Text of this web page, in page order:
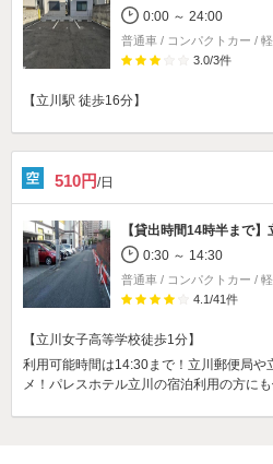
0:00 ～ 24:00
普通車 / コンパクトカー /
3.0/3件
【立川駅 徒歩16分】
510円/日
【貸出時間14時半まで】
0:30 ～ 14:30
普通車 / コンパクトカー /
4.1/41件
【立川女子高等学校徒歩1分】
利用可能時間は14:30まで！立川郵便局や
メ！パレスホテル立川の宿泊利用の方に